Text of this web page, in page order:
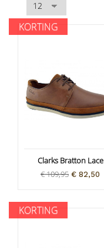
KORTING
Clarks Bratton Lace
€ 109,95 € 82,50
KORTING